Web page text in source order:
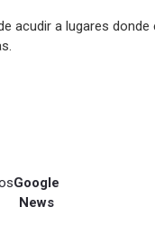
acudir a lugares donde
Google
News